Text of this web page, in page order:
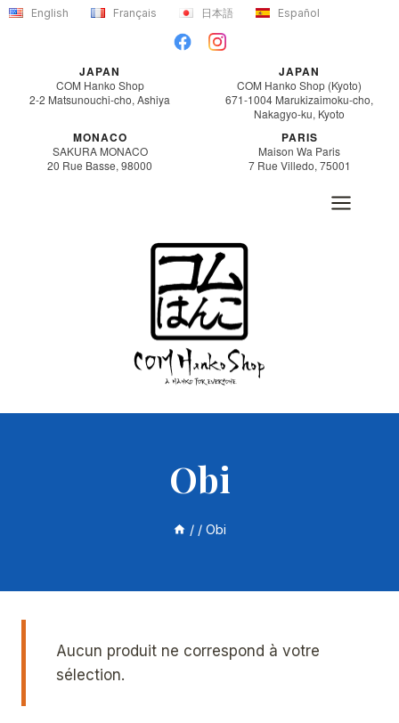
Aller
English Français 日本語 Español
JAPAN
COM Hanko Shop
2-2 Matsunouchi-cho, Ashiya
JAPAN
COM Hanko Shop (Kyoto)
671-1004 Marukizaimoku-cho,
Nakagyo-ku, Kyoto
MONACO
SAKURA MONACO
20 Rue Basse, 98000
PARIS
Maison Wa Paris
7 Rue Villedo, 75001
Obi
/ / Obi
Aucun produit ne correspond à votre
sélection.